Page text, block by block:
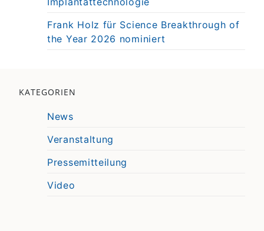
Frank Holz für Science Breakthrough of
the Year 2026 nominiert
KATEGORIEN
News
Veranstaltung
Pressemitteilung
Video